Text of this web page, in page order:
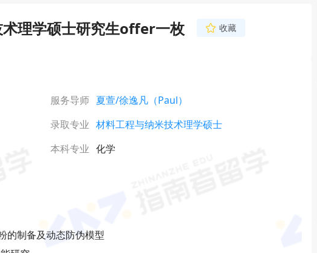
理学硕士研究生offer一枚
收藏
服务导师 夏萱/徐逸凡（Paul）
录取专业 材料工程与纳米技术理学硕士
本科专业 化学
的制备及动态防伪模型